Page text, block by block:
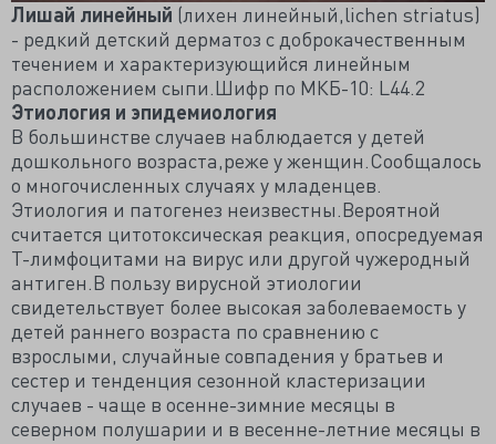
Лишай линейный (лихен линейный,lichen striatus)
- редкий детский дерматоз с доброкачественным
течением и характеризующийся линейным
расположением сыпи.Шифр по МКБ-10: L44.2
Этиология и эпидемиология
В большинстве случаев наблюдается у детей
дошкольного возраста,реже у женщин.Сообщалось
о многочисленных случаях у младенцев.
Этиология и патогенез неизвестны.Вероятной
считается цитотоксическая реакция, опосредуемая
Т-лимфоцитами на вирус или другой чужеродный
антиген.В пользу вирусной этиологии
свидетельствует более высокая заболеваемость у
детей раннего возраста по сравнению с
взрослыми, случайные совпадения у братьев и
сестер и тенденция сезонной кластеризации
случаев - чаще в осенне-зимние месяцы в
северном полушарии и в весенне-летние месяцы в